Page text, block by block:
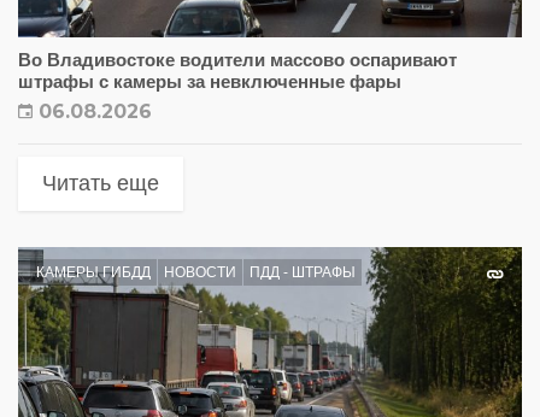
Во Владивостоке водители массово оспаривают
штрафы с камеры за невключенные фары
06.08.2026
Читать еще
КАМЕРЫ ГИБДД НОВОСТИ ПДД - ШТРАФЫ